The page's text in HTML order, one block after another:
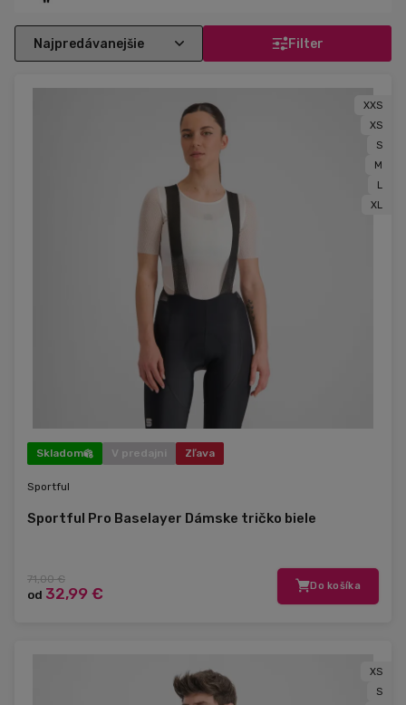
Filter
XXS
XS
S
M
L
XL
Skladom V predajni Zľava
Sportful
Sportful Pro Baselayer Dámske tričko biele
71,00 €
od 32,99 € Do košíka
XS
S